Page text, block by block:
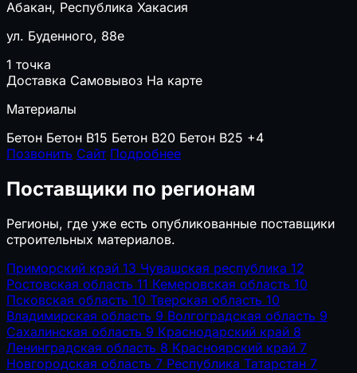
Абакан, Республика Хакасия
ул. Буденного, 88е
1 точка
Доставка Самовывоз На карте
Материалы
Бетон Бетон B15 Бетон B20 Бетон B25 +4
Позвонить Сайт Подробнее
Поставщики по регионам
Регионы, где уже есть опубликованные поставщики
строительных материалов.
Приморский край 13 Чувашская республика 12
Ростовская область 11 Кемеровская область 10
Псковская область 10 Тверская область 10
Владимирская область 9 Волгоградская область 9
Сахалинская область 9 Краснодарский край 8
Ленинградская область 8 Красноярский край 7
Новгородская область 7 Республика Татарстан 7